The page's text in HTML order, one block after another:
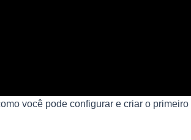
você pode configurar e criar o